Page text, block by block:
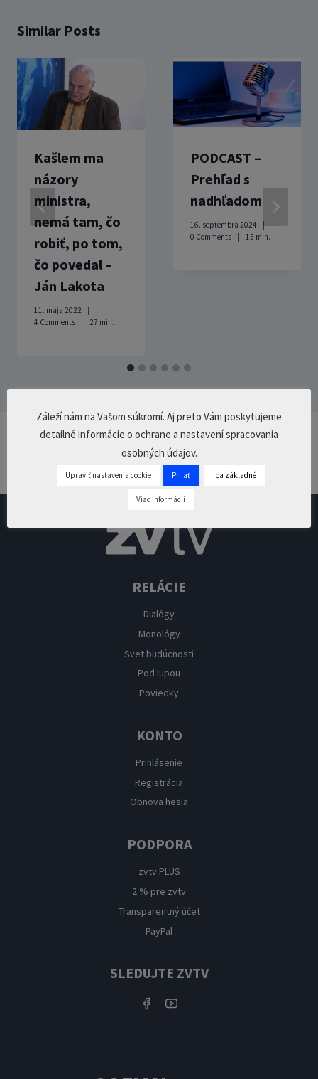
Similar Posts
Kašlem ma
názory
ministra,
nemá tam, čo
robiť, po tom,
čo povedal –
Ján Lakota
11. mája 2022
4 Comments
27 min.
PODCAST –
Prehľad s
nadhľadom
16. septembra 2024
0 Comments
15 min.
Prepáčte, ale pred zanechaním komentára sa musíteprihlásiť
RELÁCIE
Dialógy
Monológy
Svet budúcnosti
Pod lupou
Poviedky
KONTO
Prihlásenie
Registrácia
Obnova hesla
PODPORA
zvtv PLUS
2 % pre zvtv
Transparentný účet
PayPal
SLEDUJTE ZVTV
Záleží nám na Vašom súkromí. Aj preto Vám poskytujeme
detailné informácie o ochrane a nastavení spracovania
osobných údajov.
Upraviť nastavenia cookie Prijať Iba základné
Viac informácií